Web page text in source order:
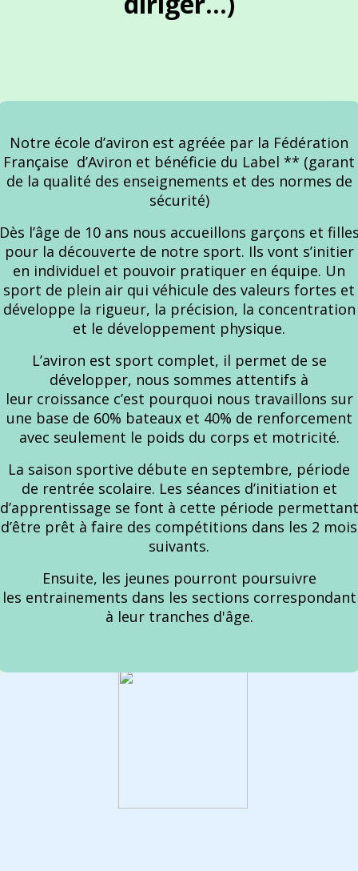
Notre école d’aviron est agréée par la Fédération
Française d’Aviron et bénéficie du Label ** (garant
de la qualité des enseignements et des normes de
sécurité)
l’âge de 10 ans nous accueillons garçons et
pour la découverte de notre sport. Ils vont s’initier
en individuel et pouvoir pratiquer en équipe. Un
sport de plein air qui véhicule des valeurs fortes et
développe la rigueur, la précision, la concentration
et le développement physique.
L’aviron est sport complet, il permet de se
développer, nous sommes attentifs à
leur croissance c’est pourquoi nous travaillons sur
une base de 60% bateaux et 40% de renforcement
avec seulement le poids du corps et motricité.
La saison sportive débute en septembre, période
de rentrée scolaire. Les séances d’initiation et
d’apprentissage se font à cette période permettant
d’être prêt à faire des compétitions dans les 2 mois
suivants.
Ensuite, les jeunes pourront poursuivre
les entrainements dans les sections correspondant
à leur tranches d'âge.